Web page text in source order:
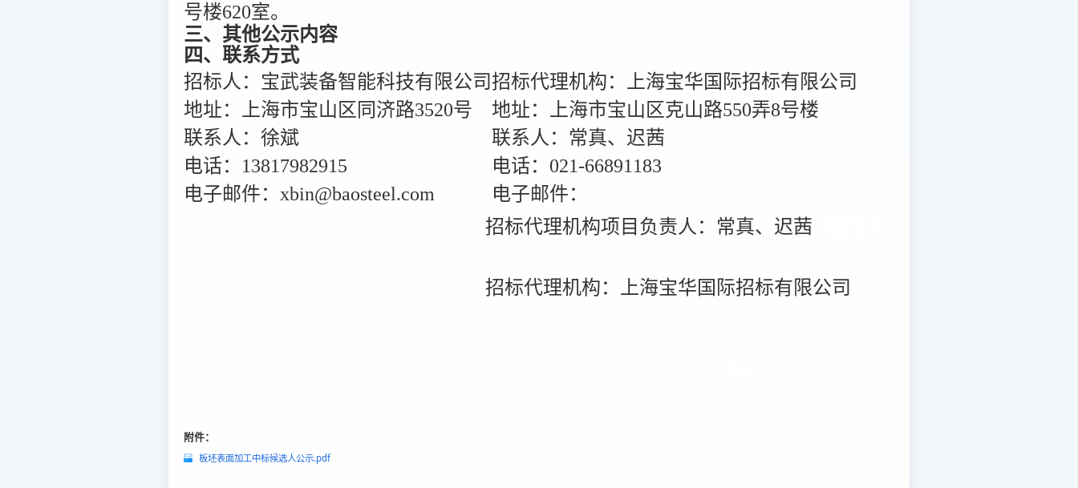
号楼620室。
三、其他公示内容
四、联系方式
招标人：宝武装备智能科技有限公司招标代理机构：上海宝华国际招标有限公司
地址：上海市宝山区同济路3520号
地址：上海市宝山区克山路550弄8号楼
联系人：徐斌
联系人：常真、迟茜
电话：13817982915
电话：021-66891183
电子邮件：xbin@baosteel.com
电子邮件：
招标代理机构项目负责人：常真、迟茜
招标代理机构：上海宝华国际招标有限公司
附件：
板坯表面加工中标候选人公示.pdf